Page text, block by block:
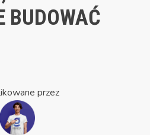
BUDOWAĆ
przez